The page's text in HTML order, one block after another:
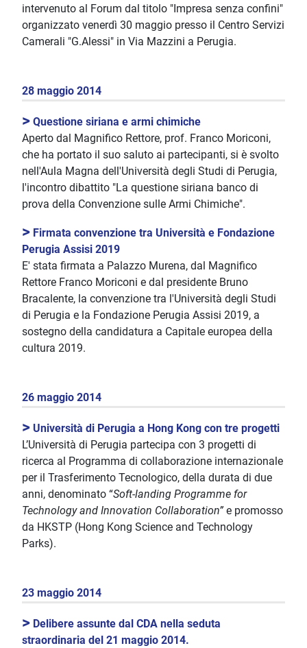
intervenuto al Forum dal titolo "Impresa senza confini"
organizzato venerdì 30 maggio presso il Centro Servizi
Camerali "G.Alessi" in Via Mazzini a Perugia.
28 maggio 2014
> Questione siriana e armi chimiche
Aperto dal Magnifico Rettore, prof. Franco Moriconi,
che ha portato il suo saluto ai partecipanti, si è svolto
nell'Aula Magna dell'Università degli Studi di Perugia,
l'incontro dibattito "La questione siriana banco di
prova della Convenzione sulle Armi Chimiche".
> Firmata convenzione tra Università e Fondazione
Perugia Assisi 2019
E' stata firmata a Palazzo Murena, dal Magnifico
Rettore Franco Moriconi e dal presidente Bruno
Bracalente, la convenzione tra l'Università degli Studi
di Perugia e la Fondazione Perugia Assisi 2019, a
sostegno della candidatura a Capitale europea della
cultura 2019.
26 maggio 2014
> Università di Perugia a Hong Kong con tre progetti
L’Università di Perugia partecipa con 3 progetti di
ricerca al Programma di collaborazione internazionale
per il Trasferimento Tecnologico, della durata di due
anni, denominato “Soft-landing Programme for
Technology and Innovation Collaboration” e promosso
da HKSTP (Hong Kong Science and Technology
Parks).
23 maggio 2014
> Delibere assunte dal CDA nella seduta
straordinaria del 21 maggio 2014.